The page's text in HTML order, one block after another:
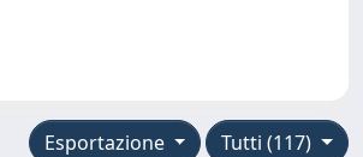
Tutti (117)
Esportazione